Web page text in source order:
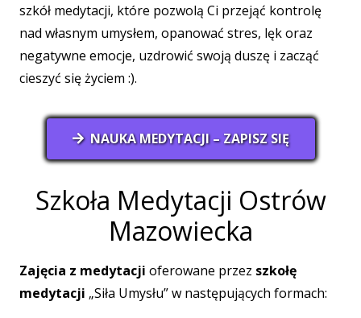
szkół medytacji, które pozwolą Ci przejąć kontrolę
nad własnym umysłem, opanować stres, lęk oraz
negatywne emocje, uzdrowić swoją duszę i zacząć
cieszyć się życiem :).
NAUKA MEDYTACJI – ZAPISZ SIĘ
Szkoła Medytacji Ostrów
Mazowiecka
Zajęcia z medytacji oferowane przez szkołę
medytacji „Siła Umysłu” w następujących formach: